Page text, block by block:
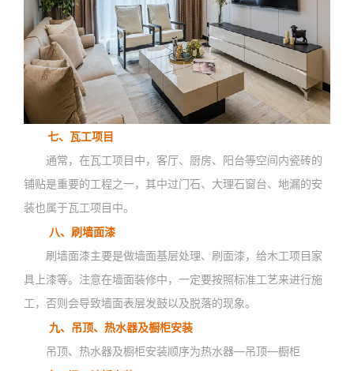
七、瓦工项目
通常，在瓦工项目中，客厅、厨房、阳台等空间内瓷砖的
铺贴是重要的工程之一，其中过门石、大理石窗台、地漏的安
装也属于瓦工项目中。
八、刷墙面漆
刷墙面漆主要是做墙面基层处理、刷面漆，给木工项目家
具上漆等。注意在墙面装修中，一定要按照标准工艺来进行施
工，否则会导致墙面表层发鼓以及脱落的现象。
九、吊顶、热水器及橱柜安装
吊顶、热水器及橱柜安装顺序为热水器—吊顶—橱柜